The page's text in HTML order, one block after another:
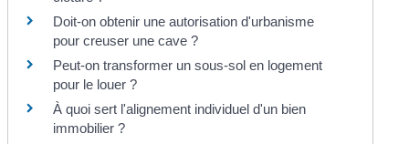
Doit-on obtenir une autorisation d'urbanisme
pour creuser une cave ?
Peut-on transformer un sous-sol en logement
pour le louer ?
À quoi sert l'alignement individuel d'un bien
immobilier ?